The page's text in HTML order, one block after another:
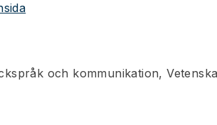
och kommunikation,